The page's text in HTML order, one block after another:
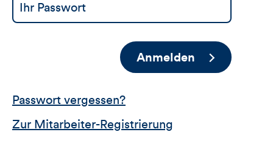
Anmelden
Passwort vergessen?
Zur Mitarbeiter-Registrierung